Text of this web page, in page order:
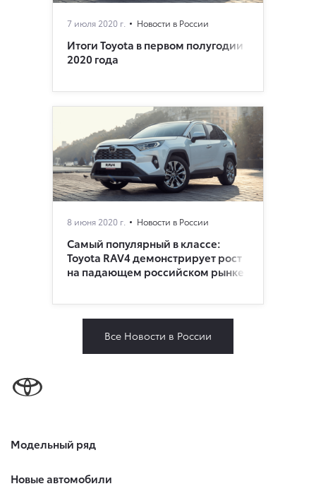
7 июля 2020 г. Новости в России
Итоги Toyota в первом полугодии
2020 года
8 июня 2020 г. Новости в России
Самый популярный в классе:
Toyota RAV4 демонстрирует рост
на падающем российском рынке
Все Новости в России
Модельный ряд
Новые автомобили